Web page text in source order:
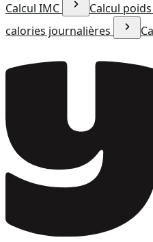
Calcul IMC Calcul
calories journalières